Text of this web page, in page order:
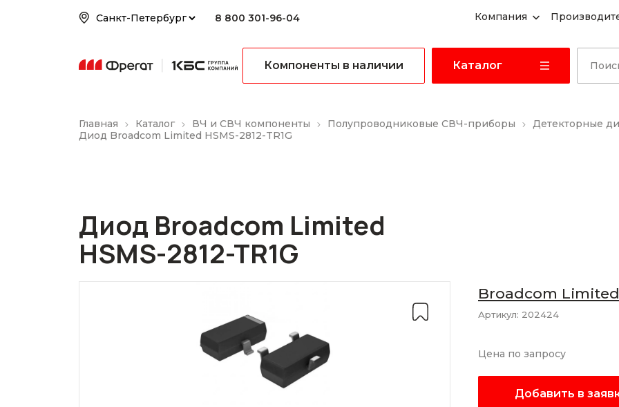
8 800 301-96-04 Компания
Компоненты в наличии Каталог
Главная Каталог ВЧ и СВЧ компоненты Полупроводниковые СВЧ-приборы
Детекторные
Диод Broadcom Limited HSMS-2812-TR1G
Диод Broadcom Limited
HSMS-2812-TR1G
Broadcom Limited
Артикул: 202424
Цена по запросу
Добавить в